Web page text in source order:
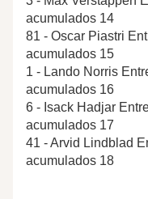
acumulados 14
81 - Oscar Piastri
acumulados 15
1 - Lando Norris
acumulados 16
6 - Isack Hadjar
acumulados 17
41 - Arvid Lindblad
acumulados 18